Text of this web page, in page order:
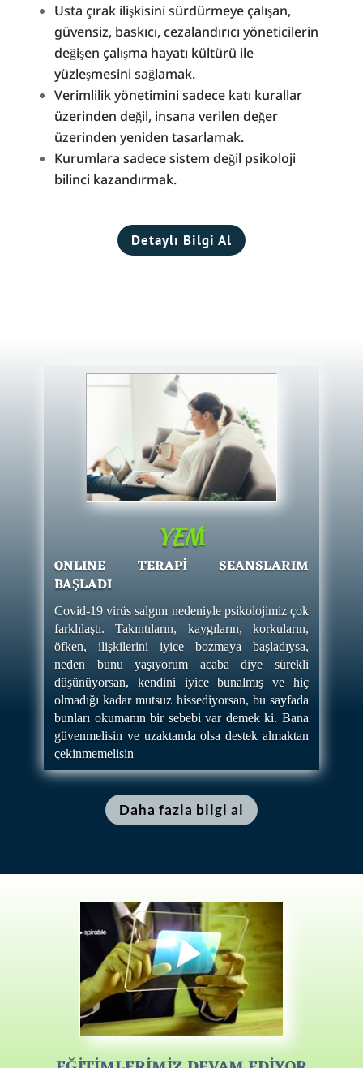
Usta çırak ilişkisini sürdürmeye çalışan,
güvensiz, baskıcı, cezalandırıcı yöneticilerin
değişen çalışma hayatı kültürü ile
yüzleşmesini sağlamak.
Verimlilik yönetimini sadece katı kurallar
üzerinden değil, insana verilen değer
üzerinden yeniden tasarlamak.
Kurumlara sadece sistem değil psikoloji
bilinci kazandırmak.
Detaylı Bilgi Al
YENİ
ONLINE TERAPİ SEANSLARIM
BAŞLADI
Covid-19 virüs salgını nedeniyle psikolojimiz çok
farklılaştı. Takıntıların, kaygıların, korkuların,
öfken, ilişkilerini iyice bozmaya başladıysa,
neden bunu yaşıyorum acaba diye sürekli
düşünüyorsan, kendini iyice bunalmış ve hiç
olmadığı kadar mutsuz hissediyorsan, bu sayfada
bunları okumanın bir sebebi var demek ki. Bana
güvenmelisin ve uzaktanda olsa destek almaktan
çekinmemelisin
Daha fazla bilgi al